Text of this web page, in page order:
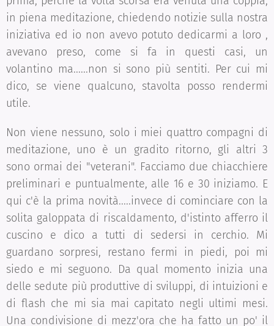
in piena meditazione, chiedendo notizie sulla nostra
iniziativa ed io non avevo potuto dedicarmi a loro ,
avevano preso, come si fa in questi casi, un
volantino ma......non si sono più sentiti. Per cui mi
dico, se viene qualcuno, stavolta posso rendermi
utile.
Non viene nessuno, solo i miei quattro compagni di
meditazione, uno è un gradito ritorno, gli altri 3
sono ormai dei "veterani". Facciamo due chiacchiere
preliminari e puntualmente, alle 16 e 30 iniziamo. E
qui c'è la prima novità.....invece di cominciare con la
solita galoppata di riscaldamento, d'istinto afferro il
cuscino e dico a tutti di sedersi in cerchio. Mi
guardano sorpresi, restano fermi in piedi, poi mi
siedo e mi seguono. Da qual momento inizia una
delle sedute più produttive di sviluppi, di intuizioni e
di flash che mi sia mai capitato negli ultimi mesi.
Una condivisione di mezz'ora che ha fatto un po' il